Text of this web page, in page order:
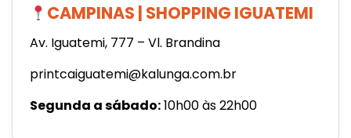
CAMPINAS | SHOPPING IGUATEMI
Av. Iguatemi, 777 – Vl. Brandina
printcaiguatemi@kalunga.com.br
Segunda a sábado:10h00 às 22h00